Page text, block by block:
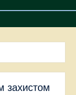
захистом